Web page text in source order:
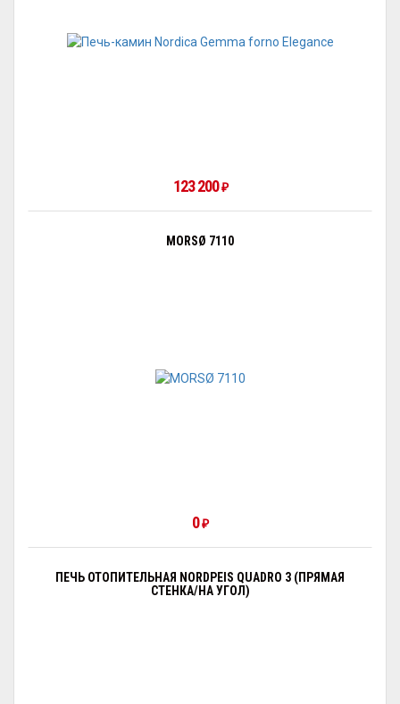
123 200₽
MORSØ 7110
0₽
ПЕЧЬ ОТОПИТЕЛЬНАЯ NORDPEIS QUADRO 3 (ПРЯМАЯ
СТЕНКА/НА УГОЛ)